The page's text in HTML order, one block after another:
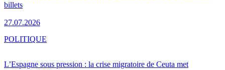
billets
27.07.2026
L’Espagne sous pression : la crise migratoire de Ceuta met
POLITIQUE